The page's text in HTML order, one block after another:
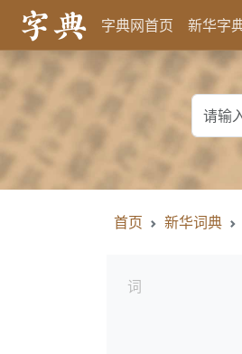
字典网首页 新华字
首页 新华词典
词